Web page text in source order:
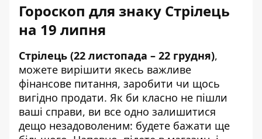
Гороскоп для знаку Стрілець
на 19 липня
Стрілець (22 листопада – 22 грудня),
можете вирішити якесь важливе
фінансове питання, заробити чи щось
вигідно продати. Як би класно не пішли
ваші справи, ви все одно залишитися
дещо незадоволеним: будете бажати ще